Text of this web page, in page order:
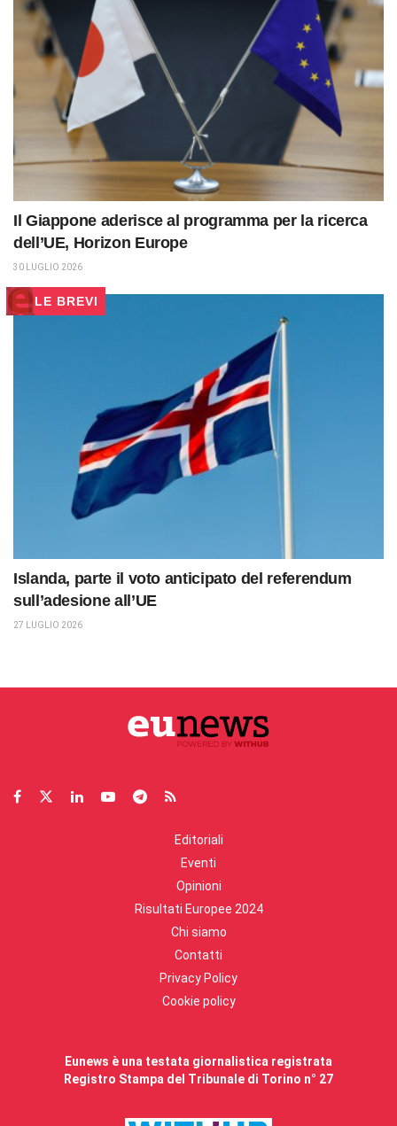
Il Giappone aderisce al programma per la ricerca
dell’UE, Horizon Europe
30 LUGLIO 2026
LE BREVI
Islanda, parte il voto anticipato del referendum
sull’adesione all’UE
27 LUGLIO 2026
Editoriali
Eventi
Opinioni
Risultati Europee 2024
Chi siamo
Contatti
Privacy Policy
Cookie policy
Eunews è una testata giornalistica registrata
Registro Stampa del Tribunale di Torino n° 27